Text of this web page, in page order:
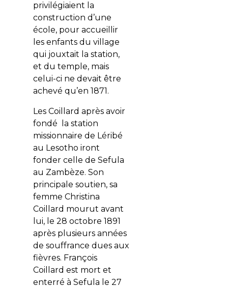
privilégiaient la
construction d’une
école, pour accueillir
les enfants du village
qui jouxtait la station,
et du temple, mais
celui-ci ne devait être
achevé qu’en 1871.
Les Coillard après avoir
fondé la station
missionnaire de Léribé
au Lesotho iront
fonder celle de Sefula
au Zambèze. Son
principale soutien, sa
femme Christina
Coillard mourut avant
lui, le 28 octobre 1891
après plusieurs années
de souffrance dues aux
fièvres. François
Coillard est mort et
enterré à Sefula le 27